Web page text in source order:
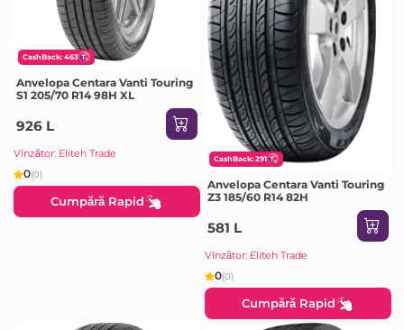
CashBack: 463
Anvelopa Centara Vanti Touring
S1 205/70 R14 98H XL
926 L
Vînzător: Eliteh Trade
0(0)
Cumpără Rapid
CashBack: 291
Anvelopa Centara Vanti Touring
Z3 185/60 R14 82H
581 L
Vînzător: Eliteh Trade
0(0)
Cumpără Rapid